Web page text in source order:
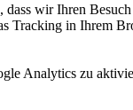
dass wir Ihren
Tracking in Ihrem
Analytics zu